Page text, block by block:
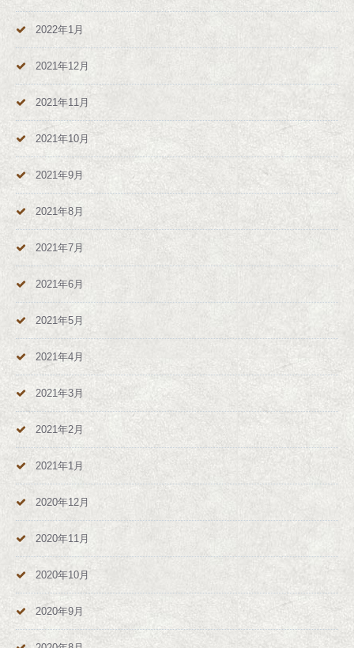
2022年1月
2021年12月
2021年11月
2021年10月
2021年9月
2021年8月
2021年7月
2021年6月
2021年5月
2021年4月
2021年3月
2021年2月
2021年1月
2020年12月
2020年11月
2020年10月
2020年9月